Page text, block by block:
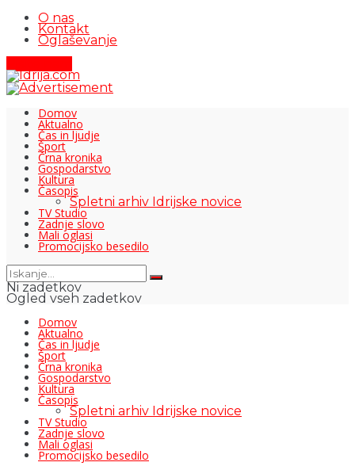
O nas
Kontakt
Oglaševanje
Domov
Aktualno
Čas in ljudje
Šport
Črna kronika
Gospodarstvo
Kultura
Časopis
Spletni arhiv Idrijske novice
TV Studio
Zadnje slovo
Mali oglasi
Promocijsko besedilo
Ni zadetkov
Ogled vseh zadetkov
Domov
Aktualno
Čas in ljudje
Šport
Črna kronika
Gospodarstvo
Kultura
Časopis
Spletni arhiv Idrijske novice
TV Studio
Zadnje slovo
Mali oglasi
Promocijsko besedilo